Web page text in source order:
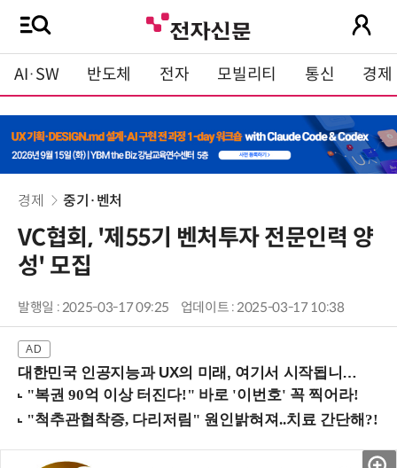
AI·SW 반도체 전자 모빌리티 통신 경제
경제 중기·벤처
VC협회, '제55기 벤처투자 전문인력 양
성' 모집
발행일 : 2025-03-17 09:25 업데이트 : 2025-03-17 10:38
대한민국 인공지능과 UX의 미래, 여기서 시작됩니다! (9/2 강남역)